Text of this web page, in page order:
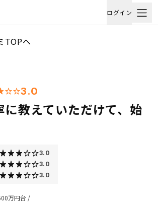
ログイン
TOPへ
3.0
に教えていただけて、始
3.0
3.0
3.0
万円台 /